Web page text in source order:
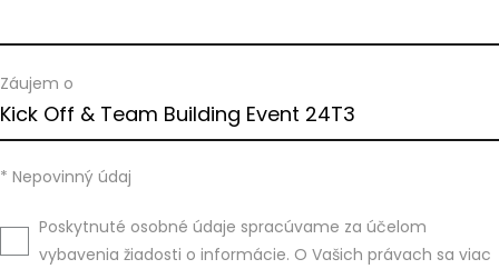
Záujem o
* Nepovinný údaj
Poskytnuté osobné údaje spracúvame za účelom
vybavenia žiadosti o informácie. O Vašich právach sa viac